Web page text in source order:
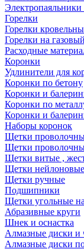
Горелки
Горелки
Горелки на
Расходные
Коронки
Удлинители для
Коронки по бетону
Коронки и
Коронки по
Коронки и
Наборы коронок
Щетки
Щетки
Щетки витые ,
Щетки
Щетки ручные
Подшипники
Щетки угольные
Абразивные круги
Шнек и оснастка
Алмазные диски и
Алмазные диски